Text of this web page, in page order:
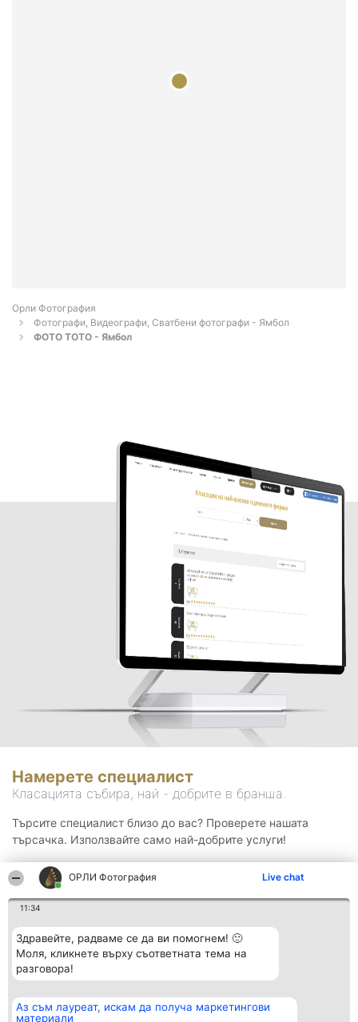
ОРЛИ Фотография Live chat
11:34
Здравейте, радваме се да ви помогнем! 🙂
Моля, кликнете върху съответната тема на
разговора!
Аз съм лауреат, искам да получа маркетингови
материали
Орли Фотография
Фотографи, Видеографи, Сватбени фотографи - Ямбол
ФОТО ТОТО - Ямбол
Намерете специалист
Класацията събира, най - добрите в бранша.
Търсите специалист близо до вас? Проверете нашата
търсачка. Използвайте само най-добрите услуги!
Организатор на
класиране
Класация Контакти